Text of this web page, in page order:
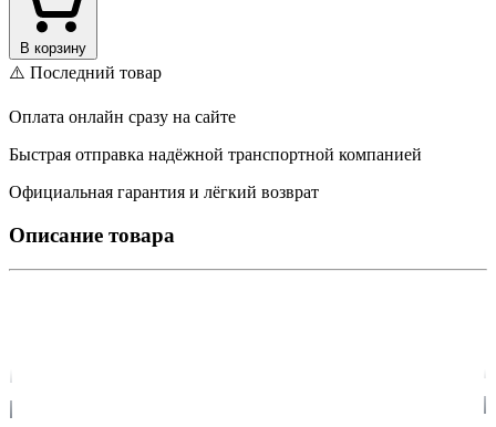
В корзину
⚠️ Последний товар
Оплата онлайн сразу на сайте
Быстрая отправка надёжной транспортной компанией
Официальная гарантия и лёгкий возврат
Описание товара